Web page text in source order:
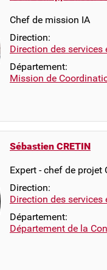
Chef de mission IA
Direction:
Direction des services
Département:
Mission de
Sébastien CRETIN
Expert - chef de
Direction:
Direction des services
Département:
Département de la